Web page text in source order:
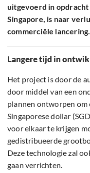
uitgevoerd in
Singapore, is naar
commerciële lancering.
Langere tijd in
Het project is door de
door middel van een
plannen ontworpen om
Singaporese dollar
voor elkaar te krijgen
gedistribueerde
Deze technologie zal
gaan verrichten.